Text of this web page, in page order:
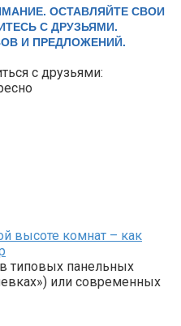
ОСТАВЛЯЙТЕ СВОИ
С ДРУЗЬЯМИ.
И ПРЕДЛОЖЕНИЙ.
с друзьями:
высоте комнат – как
типовых панельных
или современных